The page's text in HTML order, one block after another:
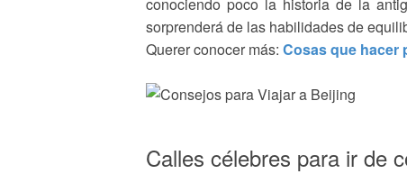
sorprenderá de las habilidades de
Querer conocer más: Cosas que hacer
Calles célebres para ir de